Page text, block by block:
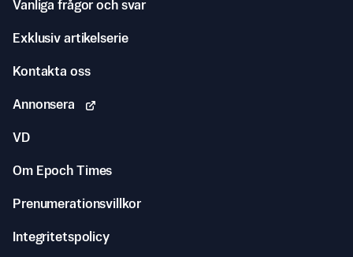
Vanliga frågor och svar
Exklusiv artikelserie
Kontakta oss
Annonsera
VD
Om Epoch Times
Prenumerationsvillkor
Integritetspolicy